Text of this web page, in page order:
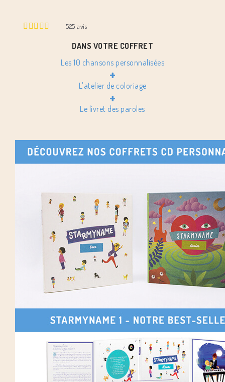
525avis
DANS VOTRE COFFRET
Les 10 chansons personnalisées
+
L'atelier de coloriage
+
Le livret des paroles